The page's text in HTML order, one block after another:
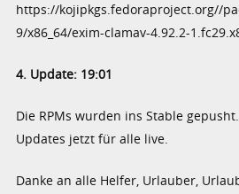
https://kojipkgs.fedoraproject.org//
9/x86_64/exim-clamav-4.92.2-
4. Update: 19:01
Die RPMs wurden ins Stable
Updates jetzt für alle live.
Danke an alle Helfer, Urlauber,